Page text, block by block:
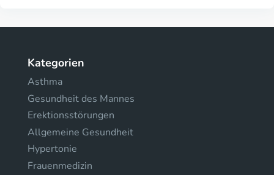
Kategorien
Asthma
Gesundheit des Mannes
Erektionsstörungen
Allgemeine Gesundheit
Hypertonie
Frauenmedizin